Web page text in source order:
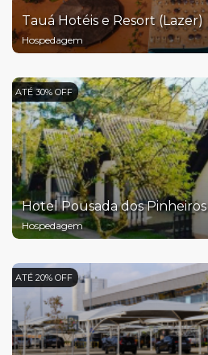
Tauá Hotéis e Resort (Lazer)
Hospedagem
ATÉ 30% OFF
Hotel Pousada dos Pinheiros
Hospedagem
ATÉ 20% OFF